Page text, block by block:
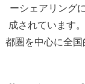
ーシェアリング
成されています
都圏を中心に全